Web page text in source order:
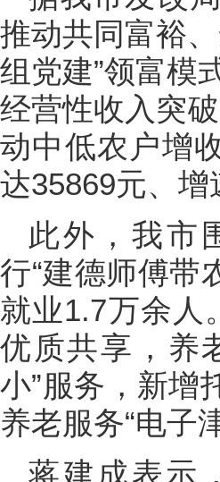
推动共同富裕
组党建”领富模
经营性收入突
动中低农户增
达35869元、增
此外，我市
行“建德师傅带
就业1.7万余人
优质共享，养
小”服务，新增
养老服务“电子
蒋建成表示